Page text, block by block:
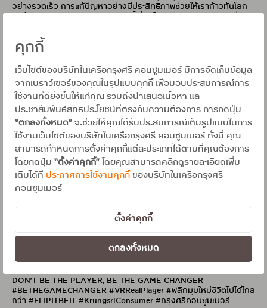
คุกกี้
เว็บไซต์ของบริษัทในเครือกรุงศรี คอนซูมเมอร์ มีการจัดเก็บข้อมูล
จากเบราว์เซอร์ของคุณในรูปแบบคุกกี้ เพื่อมอบประสบการณ์การ
ใช้งานที่ดียิ่งขึ้นให้แก่คุณ รวมถึงนำเสนอเนื้อหา และ
ประชาสัมพันธ์สิทธิประโยชน์ที่ตรงกับความต้องการ การกดปุ่ม
“ตกลงทั้งหมด”จะช่วยให้คุณได้รับประสบการณ์เต็มรูปแบบในการ
ใช้งานเว็บไซต์ของบริษัทในเครือกรุงศรี คอนซูมเมอร์ ทั้งนี้ คุณ
สามารถกำหนดการตั้งค่าคุกกี้แต่ละประเภทได้ตามที่คุณต้องการ
โดยกดปุ่ม “ตั้งค่าคุกกี้”โดยคุณสามารถคลิกดูรายละเอียดเพิ่ม
เติมได้ที่ ประกาศการใช้งานคุกกี้ของบริษัทในเครือกรุงศรี
คอนซูมเมอร์
ตั้งค่าคุกกี้
ตกลงทั้งหมด
อย่างรวดเร็ว การแก้ปัญหาอย่างมีประสิทธิภาพช่วยให้เราก้าวทันโลก
มีวิธีที่จะช่วยพัฒนาทักษะ Problem-Solving ให้แข็งแรงมากขึ้นได้ยังไง
กันบ้าง ไปดูกัน
🔎 ฝึกตั้งคำถาม การตั้งคำถามเป็นกุญแจสำคัญในการเข้าใจปัญหา เช่น
ทำไมปัญหานี้ถึงเกิดขึ้น? ใครได้รับผลกระทบบ้าง? จะมีแนวทางในการ
แก้ไขปัญหาแบบไหนได้บ้าง?
📝 ฝึกจัดระเบียบความคิด ใช้เครื่องมือ เช่น แผนผังความคิด (Mind
Map) หรือการเขียนลิสต์ เพื่อลำดับความคิดให้ชัดเจน ช่วยให้มองเห็น
ภาพรวมและทางแก้ที่เป็นไปได้
💡 ฝึกการคิดเชิงสร้างสรรค์ อย่าจำกัดตัวเองแค่ทางแก้ปัญหาที่เคยใช้
ลองคิดนอกกรอบหรือขอไอเดียจากคนรอบตัวเพื่อหาวิธีแก้ไขใหม่ๆ
👥 ฝึกการทำงานเป็นทีม หลายปัญหาอาจซับซ้อนเกินกว่าจะแก้เพียง
ลำพัง การทำงานร่วมกับผู้อื่นจะช่วยให้มุมมองหลากหลายขึ้น และค้น
พบทางออกที่ดีที่สุด
📚 เรียนรู้จากกรณีศึกษา ศึกษาวิธีแก้ปัญหาจากสถานการณ์จริง เพื่อ
เรียนรู้กระบวนการและแนวคิดที่สามารถนำมาปรับใช้ได้
การพัฒนา Problem-Solving Skill จะช่วยให้คุณพร้อมรับมือกับความ
ท้าทาย เพิ่มศักยภาพในการทำงาน เพิ่มความมั่นใจในการเผชิญกับ
💪
คลิกลิงก์เพื่อดูตำแหน่งงานที่นี่เลย
DON’T BE THE PLAYER, BE THE GAME CHANGER
#BETHEGAMECHANGER #VRRealPlayer #พลิกมุมใหม่ชีวิตไปได้ไกล
กว่า #FLIPITBEIT #KrungsriConsumer #กรุงศรีคอนซูมเมอร์